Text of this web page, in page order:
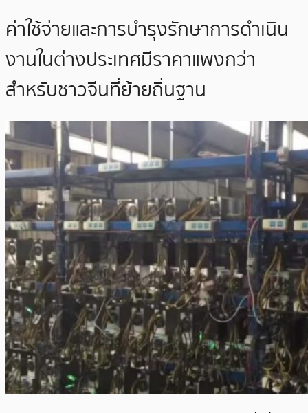
ค่าใช้จ่ายและการบำรุงรักษาการดำเนิน
งานในต่างประเทศมีราคาแพงกว่า
สำหรับชาวจีนที่ย้ายถิ่นฐาน